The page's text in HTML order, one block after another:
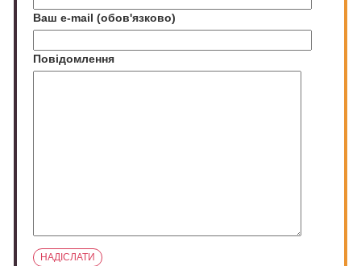
Ваш e-mail (обов'язково)
Повідомлення